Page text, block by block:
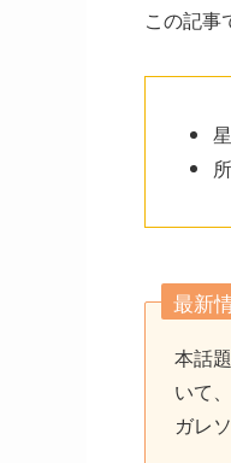
この記事
最新
本話
いて
ガレ